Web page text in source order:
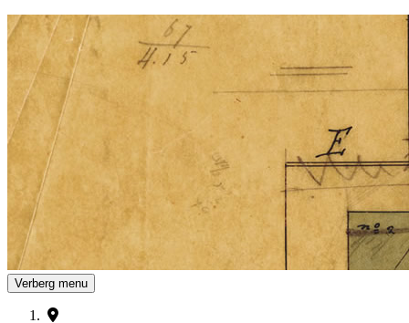
Drents Archief
Verberg menu